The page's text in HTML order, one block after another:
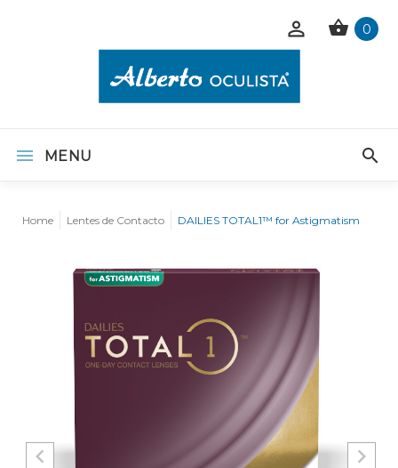
0
MENU
Home Lentes de Contacto DAILIES TOTAL1™ for Astigmatism